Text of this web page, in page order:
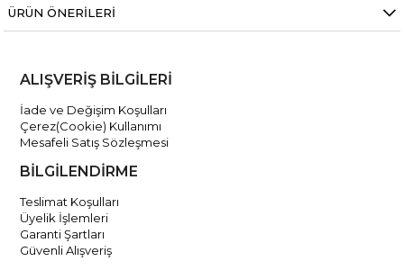
ÜRÜN ÖNERILERI
ALIŞVERİŞ BİLGİLERİ
İade ve Değişim Koşulları
Çerez(Cookie) Kullanımı
Mesafeli Satış Sözleşmesi
BİLGİLENDİRME
Teslimat Koşulları
Üyelik İşlemleri
Garanti Şartları
Güvenli Alışveriş